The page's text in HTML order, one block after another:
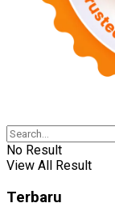
No Result
View All Result
Terbaru